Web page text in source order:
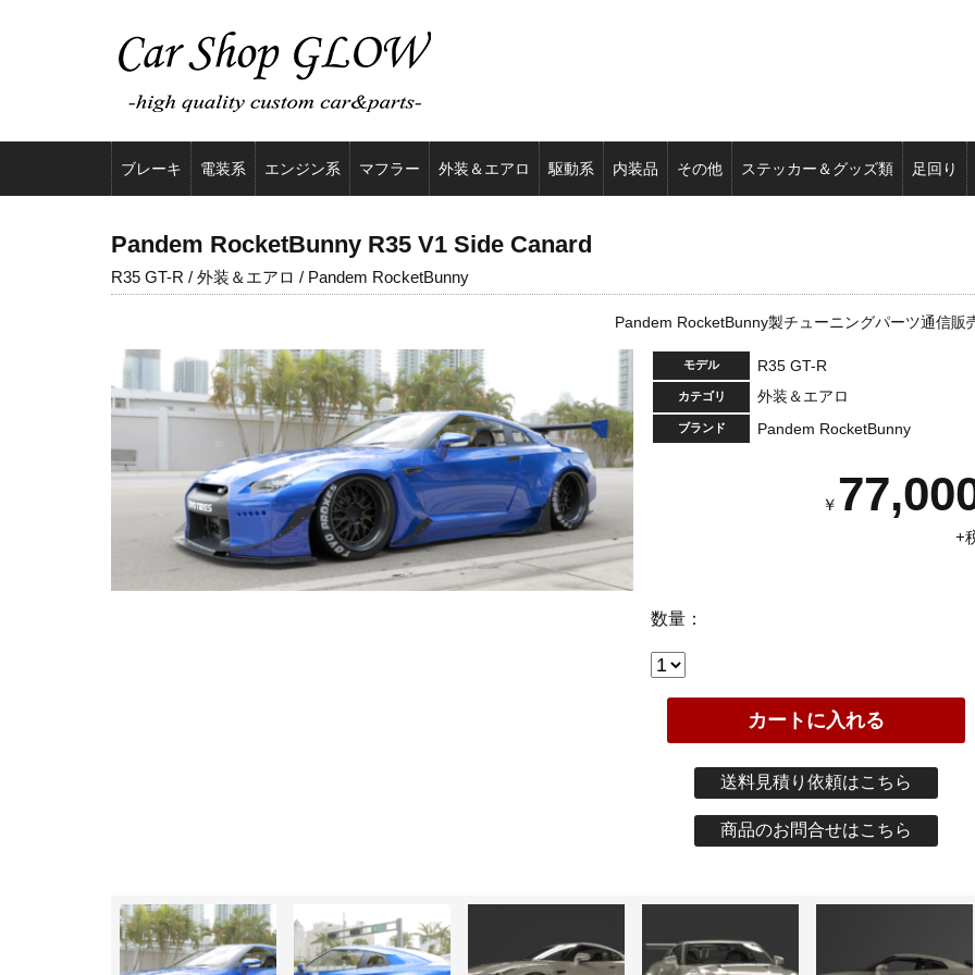
ブレーキ 電装系 エンジン系 マフラー 外装＆エアロ 駆動系 内装品 その他 ステッカー＆グッズ類 足回り
Pandem RocketBunny R35 V1 Side Canard
R35 GT-R / 外装＆エアロ / Pandem RocketBunny
Pandem RocketBunny製チューニングパーツ通信販
モデル R35 GT-R
カテゴリ 外装＆エアロ
ブランド Pandem RocketBunny
￥
+
数量：